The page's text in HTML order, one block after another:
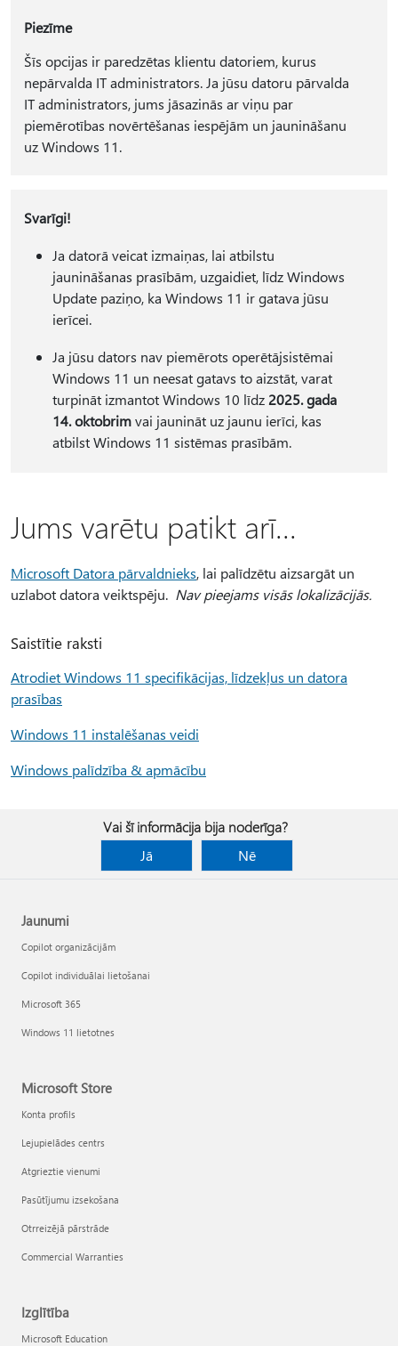
Piezīme
Šīs opcijas ir paredzētas klientu datoriem, kurus
nepārvalda IT administrators. Ja jūsu datoru pārvalda
IT administrators, jums jāsazinās ar viņu par
piemērotības novērtēšanas iespējām un jaunināšanu
uz Windows 11.
Svarīgi!
Ja datorā veicat izmaiņas, lai atbilstu
jaunināšanas prasībām, uzgaidiet, līdz Windows
Update paziņo, ka Windows 11 ir gatava jūsu
ierīcei.
Ja jūsu dators nav piemērots operētājsistēmai
Windows 11 un neesat gatavs to aizstāt, varat
turpināt izmantot Windows 10 līdz 2025. gada
14. oktobrimvai jaunināt uz jaunu ierīci, kas
atbilst Windows 11 sistēmas prasībām.
Jums varētu patikt arī...
Microsoft Datora pārvaldnieks, lai palīdzētu aizsargāt un
uzlabot datora veiktspēju. Nav pieejams visās lokalizācijās.
Saistītie raksti
Atrodiet Windows 11 specifikācijas, līdzekļus un datora
prasības
Windows 11 instalēšanas veidi
Windows palīdzība & apmācību
Vai šī informācija bija noderīga?
Jā
Nē
Jaunumi
Copilot organizācijām
Copilot individuālai lietošanai
Microsoft 365
Windows 11 lietotnes
Microsoft Store
Konta profils
Lejupielādes centrs
Atgrieztie vienumi
Pasūtījumu izsekošana
Otrreizējā pārstrāde
Commercial Warranties
Izglītība
Microsoft Education